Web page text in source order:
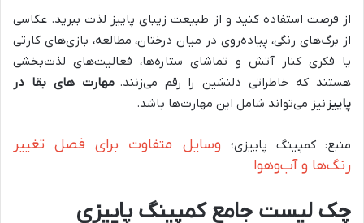
از فرصت استفاده کنید و از طبیعت زیبای پاییز لذت ببرید. عکاسی
از برگ‌های رنگی، پیاده‌روی در میان درختان، مطالعه، بازی‌های کارتی
یا فکری کنار آتش و تماشای ستاره‌ها، فعالیت‌های لذت‌بخشی
هستند که خاطراتی دلنشین را رقم می‌زنند. مهارت های بقا در
پاییز نیز می‌تواند شامل این مهارت‌ها باشد.
منبع: کمپینگ پاییزی؛ وسایل متفاوت برای فصل تغییر
رنگ‌ها و آب‌وهوا
چک لیست جامع کمپینگ پاییزی